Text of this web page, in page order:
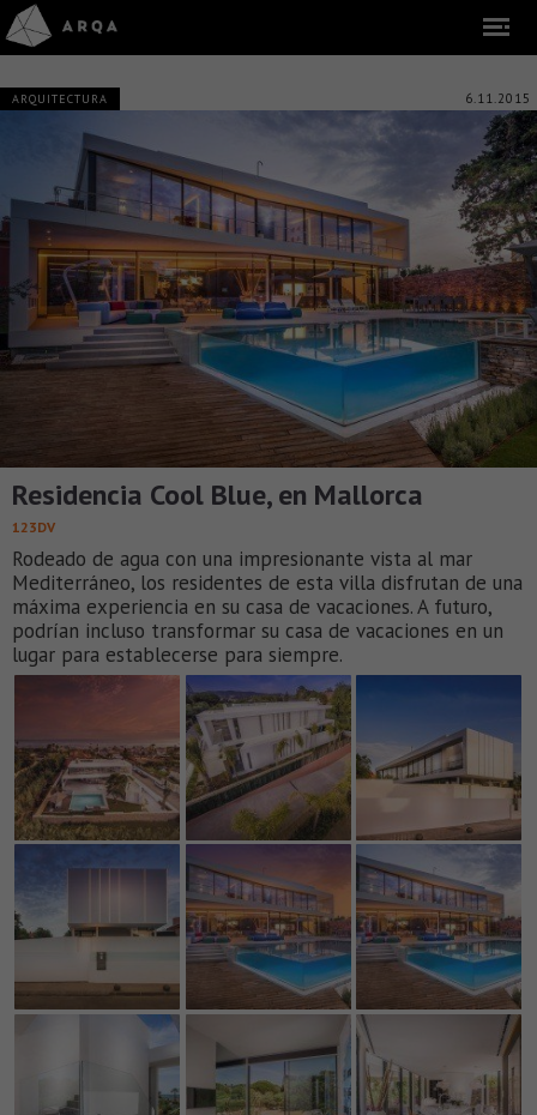
ARQUITECTURA 6.11.2015
Residencia Cool Blue, en Mallorca
123DV
Rodeado de agua con una impresionante vista al mar
Mediterráneo, los residentes de esta villa disfrutan de una
máxima experiencia en su casa de vacaciones. A futuro,
podrían incluso transformar su casa de vacaciones en un
lugar para establecerse para siempre.